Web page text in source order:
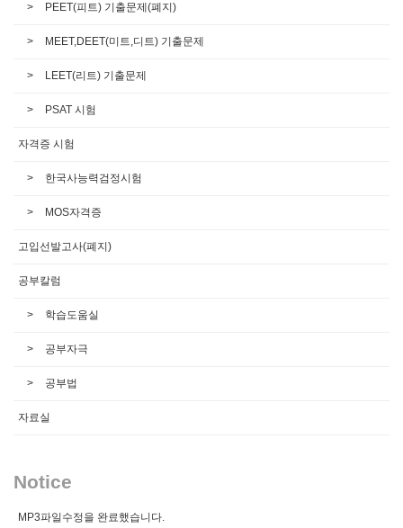
PEET(피트) 기출문제(폐지)
MEET,DEET(미트,디트) 기출문제
LEET(리트) 기출문제
PSAT 시험
자격증 시험
한국사능력검정시험
MOS자격증
고입선발고사(폐지)
공부칼럼
학습도움실
공부자극
공부법
자료실
Notice
MP3파일수정을 완료했습니다.